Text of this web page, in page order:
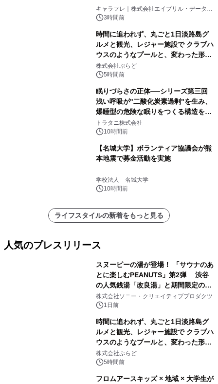
キャラフレ｜株式会社エイプリル・データ・
デザインズ
3時間前
時間に追われず、丸ごと1日淡路島グ
ルメと観光、レジャー施設で クラブハ
ウスのようなプールと、変わった形の
サウナも 「THE BOXY AWAJI」のお
得な素泊まり連泊プランで
株式会社ぷらど
5時間前
眠りづらさの正体──シリーズ第三回
浅い呼吸が"二酸化炭素過剰"を生み、
爆睡型の危険な眠りをつくる構造を解
説
トラタニ株式会社
10時間前
【名城大学】ボランティア協議会が熊
本地震で募金活動を実施
学校法人 名城大学
10時間前
ライフスタイルの新着をもっと見る
人気のプレスリリース
スヌーピーの湯が登場！ 「サウナのあ
とに楽しむPEANUTS」第2弾 渋谷
の人気銭湯「改良湯」と期間限定のコ
ラボレーション サウナイキタイコラ
ボグッズも発売決定！
株式会社ソニー・クリエイティブプロダクツ
1日前
時間に追われず、丸ごと1日淡路島グ
ルメと観光、レジャー施設で クラブハ
ウスのようなプールと、変わった形の
サウナも 「THE BOXY AWAJI」のお
得な素泊まり連泊プランで
株式会社ぷらど
5時間前
フロムアースキッズ × 地域 × 大学生が